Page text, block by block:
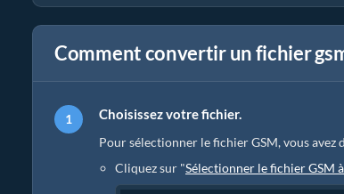
Comment convertir un fichier
Choisissez votre fichier.
Pour sélectionner le fichier GSM, vous avez
Cliquez sur "Sélectionner le fichier GSM